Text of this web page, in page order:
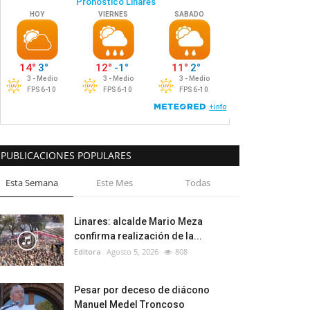
PUBLICACIONES POPULARES
Esta Semana Este Mes Todas
Linares: alcalde Mario Meza
confirma realización de la...
Editora Agosto 5, 2026 808
Pesar por deceso de diácono
Manuel Medel Troncoso